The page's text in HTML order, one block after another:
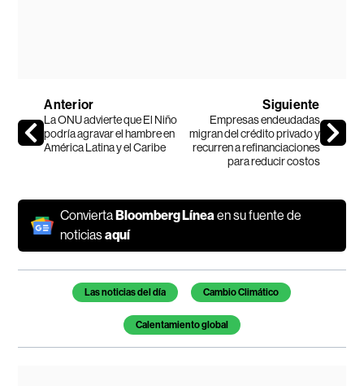
Anterior
La ONU advierte que El Niño
podría agravar el hambre en
América Latina y el Caribe
Siguiente
Empresas endeudadas
migran del crédito privado y
recurren a refinanciaciones
para reducir costos
ConviertaBloomberg Líneaen su fuente de
noticiasaquí
Temas de este artículo
Las noticias del día Cambio Climático
Calentamiento global